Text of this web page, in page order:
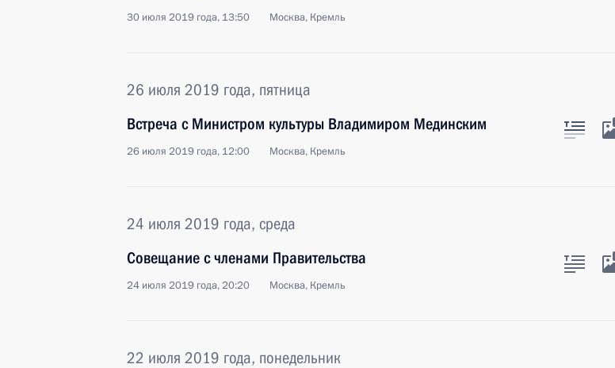
30 июля 2019 года, 13:50 Москва, Кремль
26 июля 2019 года, пятница
Встреча с Министром культуры Владимиром Мединским
26 июля 2019 года, 12:00 Москва, Кремль
24 июля 2019 года, среда
Совещание с членами Правительства
24 июля 2019 года, 20:20 Москва, Кремль
22 июля 2019 года, понедельник